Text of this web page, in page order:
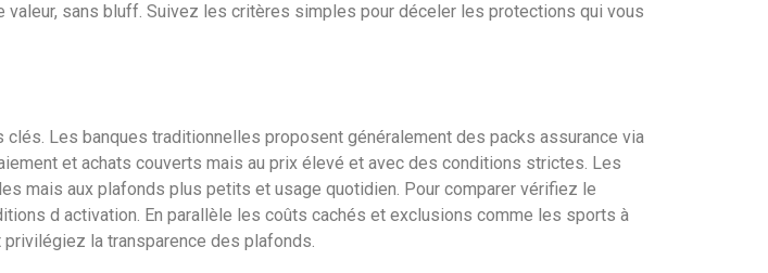
sans bluff. Suivez les critères simples pour déceler les protections qui vous
Les banques traditionnelles proposent généralement des packs assurance via
et achats couverts mais au prix élevé et avec des conditions strictes. Les
mais aux plafonds plus petits et usage quotidien. Pour comparer vérifiez le
d activation. En parallèle les coûts cachés et exclusions comme les sports à
la transparence des plafonds.